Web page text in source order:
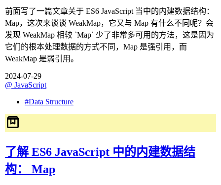
前面写了一篇文章关于 ES6 JavaScript 当中的内建数据结构：
Map，这次来谈谈 WeakMap，它又与 Map 有什么不同呢？会
发现 WeakMap 相较 `Map` 少了非常多可用的方法，这是因为
它们的根本处理数据的方式不同，Map 是强引用，而
WeakMap 是弱引用。
2024-07-29
@ JavaScript
#Data Structure
了解 ES6 JavaScript 中的内建数据结
构： Map